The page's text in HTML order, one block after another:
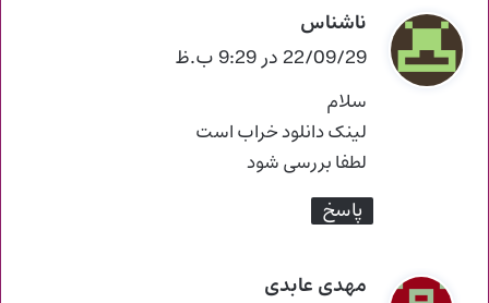
ناشناس
ف
:
22/09/29 در 9:29 ب.ظ
سلام
لینک دانلود خراب است
لطفا بررسی شود
پاسخ
مهدی عابدی